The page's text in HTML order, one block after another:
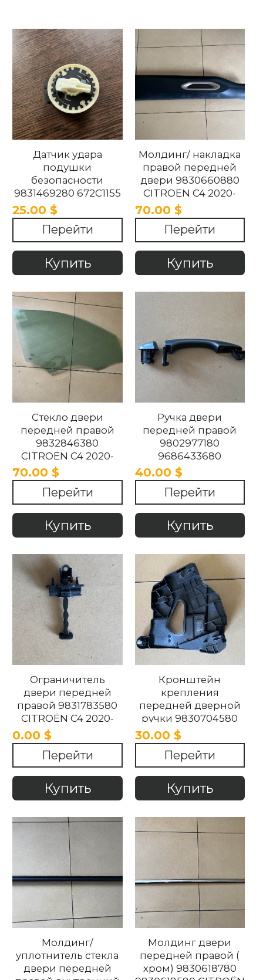
Датчик удара
подушки
безопасности
9831469280 672C1155
648011900B Citroen
c4 2021-2025
25.00 $
Перейти
Купить
Молдинг/ накладка
правой передней
двери 9830660880
CITROEN C4 2020-
2025
70.00 $
Перейти
Купить
Стекло двери
передней правой
9832846380
CITROËN C4 2020-
2025
70.00 $
Перейти
Купить
Ручка двери
передней правой
9802977180
9686433680
CITROËN C4 2020-
2025
40.00 $
Перейти
Купить
Ограничитель
двери передней
правой 9831783580
CITROËN C4 2020-
0.00 $
Перейти
Купить
Кронштейн
крепления
передней дверной
ручки 9830704580
CITROËN C4 2020-
2025
30.00 $
Перейти
Купить
Молдинг/
уплотнитель стекла
двери передней
Молдинг двери
передней правой (
хром) 9830618780